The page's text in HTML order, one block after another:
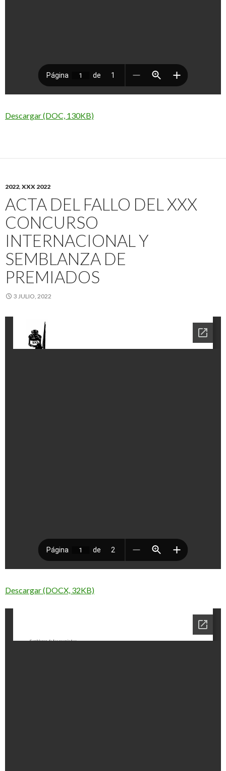
Descargar (DOC, 130KB)
2022, XXX 2022
ACTA DEL FALLO DEL XXX
CONCURSO
INTERNACIONAL Y
SEMBLANZA DE
PREMIADOS
3 JULIO, 2022
Descargar (DOCX, 32KB)